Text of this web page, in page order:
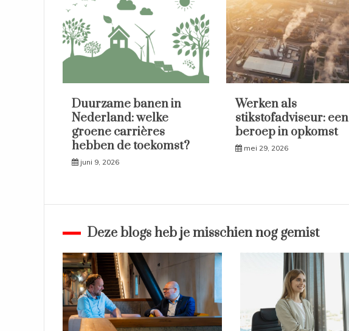
Duurzame banen in
Nederland: welke
groene carrières
hebben de toekomst?
juni 9, 2026
Werken als
stikstofadviseur: een
beroep in opkomst
mei 29, 2026
Deze blogs heb je misschien nog gemist